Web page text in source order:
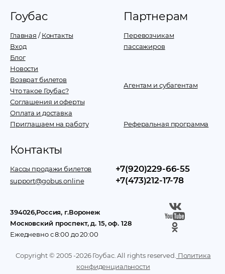
Гоубас
Главная /Контакты
Вход
Блог
Новости
Возврат билетов
Что такое Гоубас?
Соглашения и оферты
Оплата и доставка
Приглашаем на работу
Партнерам
Перевозчикам
пассажиров
Агентам и субагентам
Реферальная программа
Контакты
Кассы продажи билетов
support@gobus.online
+7(920)229-66-55
+7(473)212-17-78
394026,Россия, г.Воронеж
Московский проспект, д. 15, оф. 128
Ежедневно с 8:00 до 20:00
Copyright © 2005 -2026Гоубас. All rights reserved. Политика
конфиденциальности